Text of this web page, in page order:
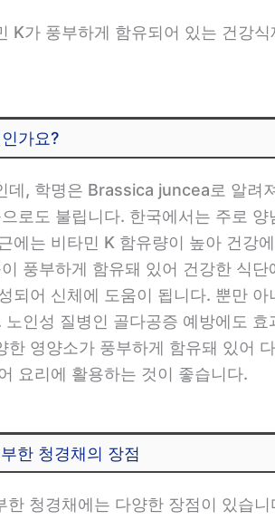
K가 풍부하게 함유되어 있는 건강
가요?
데, 학명은 Brassica juncea로 알려
로도 불립니다. 한국에서는 주로
에는 비타민 K 함유량이 높아 건강
풍부하게 함유돼 있어 건강한 식
되어 신체에 도움이 됩니다. 뿐만
노인성 질병인 골다공증 예방에도
한 영양소가 풍부하게 함유돼 있어
요리에 활용하는 것이 좋습니다.
한 청경채의 장점
한 청경채에는 다양한 장점이 있습